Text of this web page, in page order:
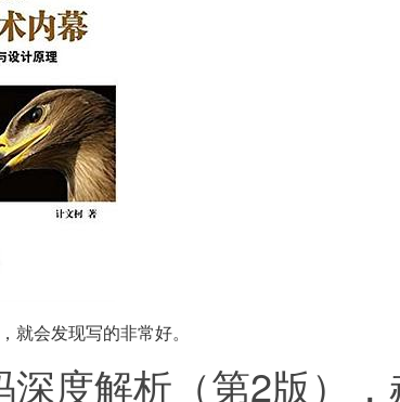
就会发现写的非常好。
深度解析（第2版）